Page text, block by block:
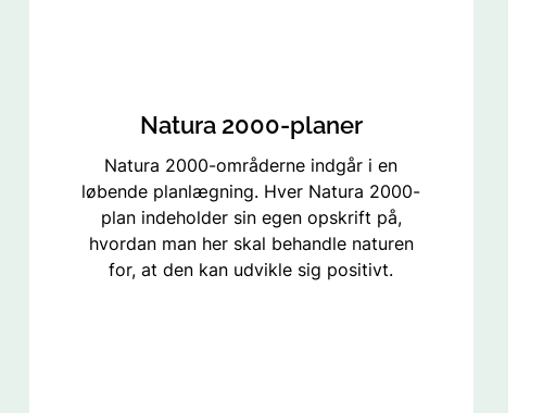
Natura 2000-planer
Natura 2000-områderne indgår i en
løbende planlægning. Hver Natura 2000-
plan indeholder sin egen opskrift på,
hvordan man her skal behandle naturen
for, at den kan udvikle sig positivt.